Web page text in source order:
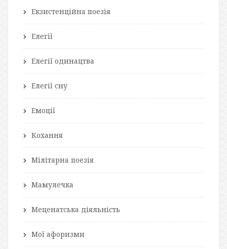
Екзистенційна поезія
Елегії
Елегії одинацтва
Елегії сну
Емоції
Кохання
Мілітарна поезія
Мамулечка
Меценатська діяльність
Мої афоризми